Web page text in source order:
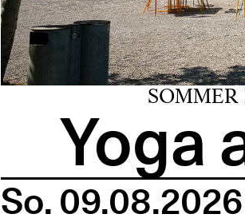
Yoga
So. 09.08.2026